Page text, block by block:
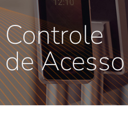
Controle
de Acesso